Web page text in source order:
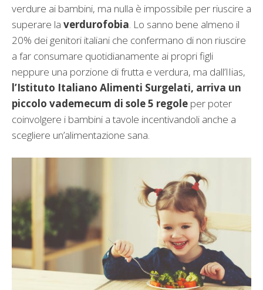
verdure ai bambini, ma nulla è impossibile per riuscire a
superare la verdurofobia. Lo sanno bene almeno il
20% dei genitori italiani che confermano di non riuscire
a far consumare quotidianamente ai propri figli
neppure una porzione di frutta e verdura, ma dall’IIias,
l’Istituto Italiano Alimenti Surgelati, arriva un
piccolo vademecum di sole 5 regole per poter
coinvolgere i bambini a tavole incentivandoli anche a
scegliere un’alimentazione sana.